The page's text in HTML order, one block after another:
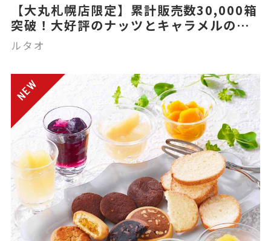
【大丸札幌店限定】累計販売数30,000箱
突破！大好評のナッツとキャラメルのガ
レット「ガレナッティ」
ルタオ